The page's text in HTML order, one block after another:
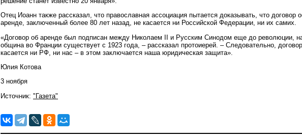
Отец Иоанн также рассказал, что православная ассоциация пытается доказывать, что договор
аренде, заключенный более 80 лет назад, не касается ни Российской Федерации, ни их самих.
«Договор об аренде был подписан между Николаем II и Русским Синодом еще до революции,
община во Франции существует с 1923 года, – рассказал протоиерей. – Следовательно,
касается ни РФ, ни нас – в этом заключается наша юридическая защита».
Юлия Котова
3 ноября
Источник: "Газета"